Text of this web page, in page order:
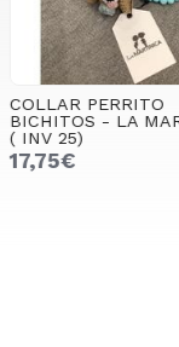
CONJ
Y JERSEY REAL -
MARTINICA (INV
128,80€